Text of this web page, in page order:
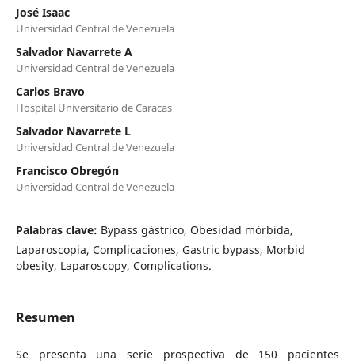
José Isaac
Universidad Central de Venezuela
Salvador Navarrete A
Universidad Central de Venezuela
Carlos Bravo
Hospital Universitario de Caracas
Salvador Navarrete L
Universidad Central de Venezuela
Francisco Obregón
Universidad Central de Venezuela
Palabras clave: Bypass gástrico, Obesidad mórbida,
Laparoscopia, Complicaciones, Gastric bypass, Morbid
obesity, Laparoscopy, Complications.
Resumen
Se presenta una serie prospectiva de 150 pacientes